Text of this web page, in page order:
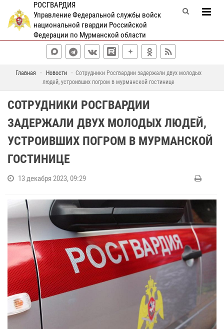
РОСГВАРДИЯ
Управление Федеральной службы войск
национальной гвардии Российской
Федерации по Мурманской области
Главная Новости
Сотрудники Росгвардии задержали двух молодых
людей, устроивших погром в мурманской гостинице
СОТРУДНИКИ РОСГВАРДИИ
ЗАДЕРЖАЛИ ДВУХ МОЛОДЫХ ЛЮДЕЙ,
УСТРОИВШИХ ПОГРОМ В МУРМАНСКОЙ
ГОСТИНИЦЕ
13 декабря 2023, 09:29